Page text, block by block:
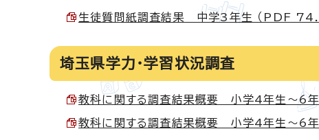
生徒質問紙調査結果 中学3年生 （PDF
埼玉県学力・学習状況調査
教科に関する調査結果概要 小学4年生～6年
教科に関する調査結果概要 小学4年生～6年